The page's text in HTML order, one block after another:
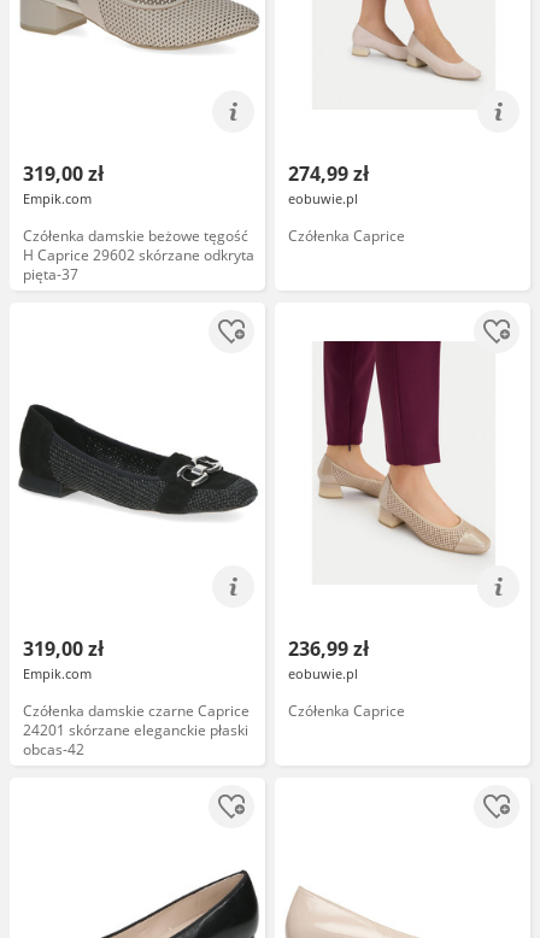
319,00 zł
Empik.com
Czółenka damskie beżowe tęgość
H Caprice 29602 skórzane odkryta
pięta-37
274,99 zł
eobuwie.pl
Czółenka Caprice
319,00 zł
Empik.com
Czółenka damskie czarne Caprice
24201 skórzane eleganckie płaski
obcas-42
236,99 zł
eobuwie.pl
Czółenka Caprice